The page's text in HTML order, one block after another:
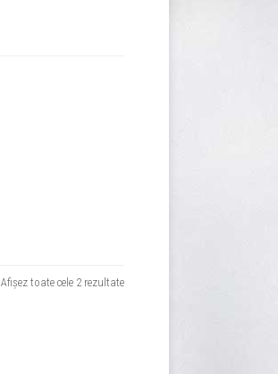
Afișez toate cele 2 rezultateSortat